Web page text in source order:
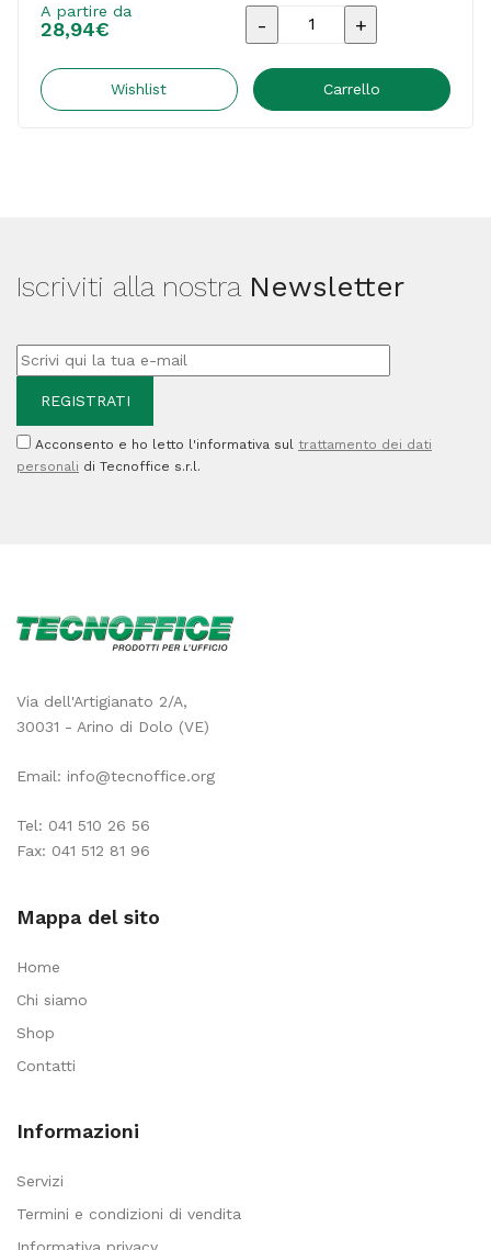
A partire da
28,94€
Sedia
bambini
-
-
CWR
Wishlist Carrello
Iscriviti alla nostra Newsletter
Acconsento e ho letto l'informativa sul trattamento dei dati
personali di Tecnoffice s.r.l.
Via dell'Artigianato 2/A,
30031 - Arino di Dolo (VE)
Email: info@tecnoffice.org
Tel: 041 510 26 56
Fax: 041 512 81 96
Mappa del sito
Home
Chi siamo
Shop
Contatti
Informazioni
Servizi
Termini e condizioni di vendita